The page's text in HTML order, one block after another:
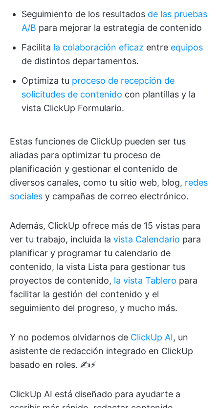
Seguimiento de los resultados de las pruebas
A/B para mejorar la estrategia de contenido
Facilita la colaboración eficaz entre equipos
de distintos departamentos.
Optimiza tu proceso de recepción de
solicitudes de contenido con plantillas y la
vista ClickUp Formulario.
Estas funciones de ClickUp pueden ser tus
aliadas para optimizar tu proceso de
planificación y gestionar el contenido de
diversos canales, como tu sitio web, blog, redes
sociales y campañas de correo electrónico.
Además, ClickUp ofrece más de 15 vistas para
ver tu trabajo, incluida la vista Calendario para
planificar y programar tu calendario de
contenido, la vista Lista para gestionar tus
proyectos de contenido, la vista Tablero para
facilitar la gestión del contenido y el
seguimiento del progreso, y mucho más.
Y no podemos olvidarnos de ClickUp AI, un
asistente de redacción integrado en ClickUp
basado en roles. ✍️⚡️
ClickUp AI está diseñado para ayudarte a